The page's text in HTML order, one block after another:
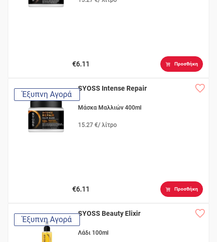
€6.11 Προσθήκη
Έξυπνη Αγορά
SYOSS Intense Repair
Μάσκα Μαλλιών 400ml
15.27 €/ λίτρο
€6.11 Προσθήκη
Έξυπνη Αγορά
SYOSS Beauty Elixir
Λάδι 100ml